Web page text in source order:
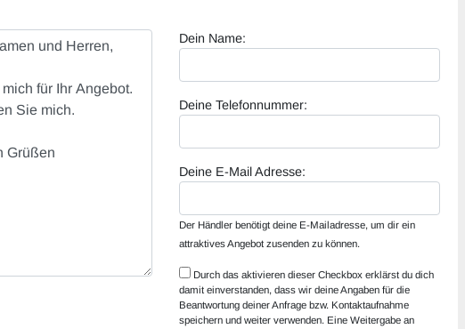
Dein Name:
Deine Telefonnummer:
Deine E-Mail Adresse:
Der Händler benötigt deine E-Mailadresse, um dir ein
attraktives Angebot zusenden zu können.
Durch das aktivieren dieser Checkbox erklärst du dich
damit einverstanden, dass wir deine Angaben für die
Beantwortung deiner Anfrage bzw. Kontaktaufnahme
speichern und weiter verwenden. Eine Weitergabe an